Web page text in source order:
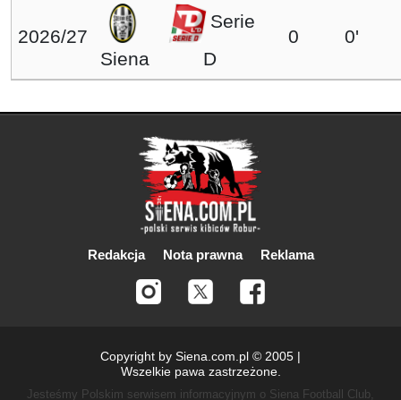
2026/27
Siena
Serie
D
0 0'
Redakcja Nota prawna Reklama
Copyright by Siena.com.pl © 2005 |
Wszelkie pawa zastrzeżone.
Jesteśmy Polskim serwisem informacyjnym o Siena Football Club,